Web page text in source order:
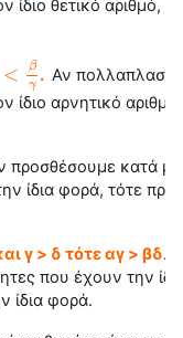
ίδιο θετικό αριθμό,
<
β
γ
<β γ . Αν
ίδιο αρνητικό
προσθέσουμε κατά
ίδια φορά, τότε
γ > δ τότε αγ > βδ.
που έχουν την
ίδια φορά.